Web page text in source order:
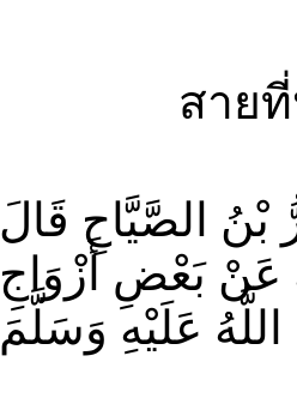
สายที่ห
بْنُ الصَّيَّاحِ قَالَ
عَنْ بَعْضِ أَزْوَاجِ
عَلَيْهِ وَسَلَّمَ